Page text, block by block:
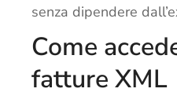
senza dipendere
Come
fatture XML